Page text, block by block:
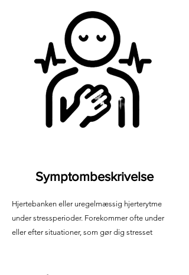
Symptombeskrivelse
Hjertebanken eller uregelmæssig hjerterytme
under stressperioder. Forekommer ofte under
eller efter situationer, som gør dig stresset